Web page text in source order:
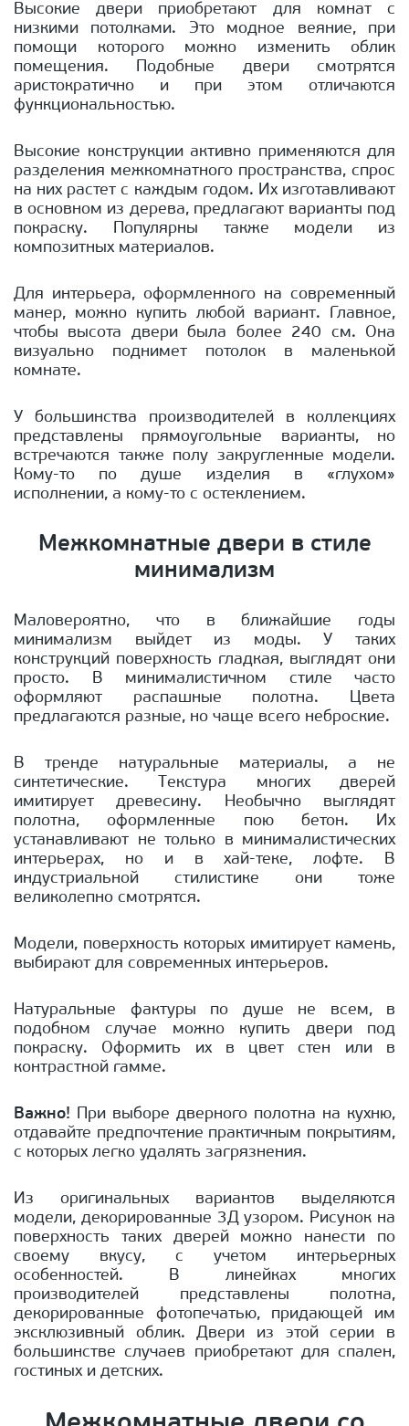
Высокие двери приобретают для комнат с
низкими потолками. Это модное веяние, при
помощи которого можно изменить облик
помещения. Подобные двери смотрятся
аристократично и при этом отличаются
функциональностью.
Высокие конструкции активно применяются для
разделения межкомнатного пространства, спрос
на них растет с каждым годом. Их изготавливают
в основном из дерева, предлагают варианты под
покраску. Популярны также модели из
композитных материалов.
Для интерьера, оформленного на современный
манер, можно купить любой вариант. Главное,
чтобы высота двери была более 240 см. Она
визуально поднимет потолок в маленькой
комнате.
У большинства производителей в коллекциях
представлены прямоугольные варианты, но
встречаются также полу закругленные модели.
Кому-то по душе изделия в «глухом»
исполнении, а кому-то с остеклением.
Межкомнатные двери в стиле
минимализм
Маловероятно, что в ближайшие годы
минимализм выйдет из моды. У таких
конструкций поверхность гладкая, выглядят они
просто. В минималистичном стиле часто
оформляют распашные полотна. Цвета
предлагаются разные, но чаще всего неброские.
В тренде натуральные материалы, а не
синтетические. Текстура многих дверей
имитирует древесину. Необычно выглядят
полотна, оформленные пою бетон. Их
устанавливают не только в минималистических
интерьерах, но и в хай-теке, лофте. В
индустриальной стилистике они тоже
великолепно смотрятся.
Модели, поверхность которых имитирует камень,
выбирают для современных интерьеров.
Натуральные фактуры по душе не всем, в
подобном случае можно купить двери под
покраску. Оформить их в цвет стен или в
контрастной гамме.
Важно! При выборе дверного полотна на кухню,
отдавайте предпочтение практичным покрытиям,
с которых легко удалять загрязнения.
Из оригинальных вариантов выделяются
модели, декорированные 3Д узором. Рисунок на
поверхность таких дверей можно нанести по
своему вкусу, с учетом интерьерных
особенностей. В линейках многих
производителей представлены полотна,
декорированные фотопечатью, придающей им
эксклюзивный облик. Двери из этой серии в
большинстве случаев приобретают для спален,
гостиных и детских.